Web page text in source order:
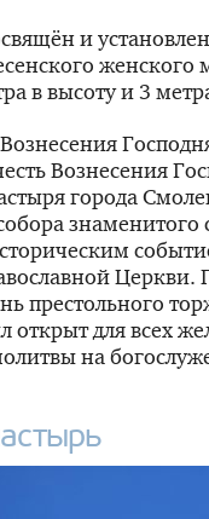
и
женского
в высоту и 3
Вознесения
города
знаменитого
Церкви.
престольного
открыт для всех
на